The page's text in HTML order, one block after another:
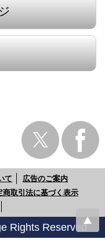
て
広告のご案内
商取引法に基づく表示
Rights Reserved